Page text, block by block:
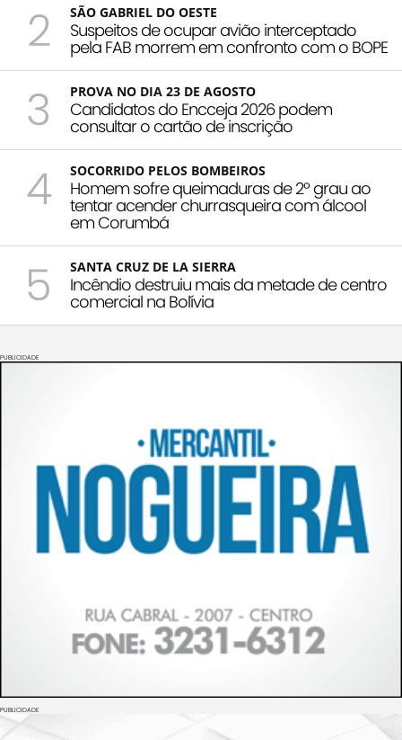
2 SÃO GABRIEL DO OESTE
Suspeitos de ocupar avião interceptado
pela FAB morrem em confronto com o BOPE
3 PROVA NO DIA 23 DE AGOSTO
Candidatos do Encceja 2026 podem
consultar o cartão de inscrição
4 SOCORRIDO PELOS BOMBEIROS
Homem sofre queimaduras de 2º grau ao
tentar acender churrasqueira com álcool
em Corumbá
5 SANTA CRUZ DE LA SIERRA
Incêndio destruiu mais da metade de centro
comercial na Bolívia
PUBLICIDADE
PUBLICIDADE